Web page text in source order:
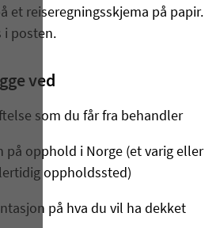
et reiseregningsskjema på papir.
i posten.
ved
som du får fra behandler
på opphold i Norge (et varig eller
oppholdssted)
på hva du vil ha dekket